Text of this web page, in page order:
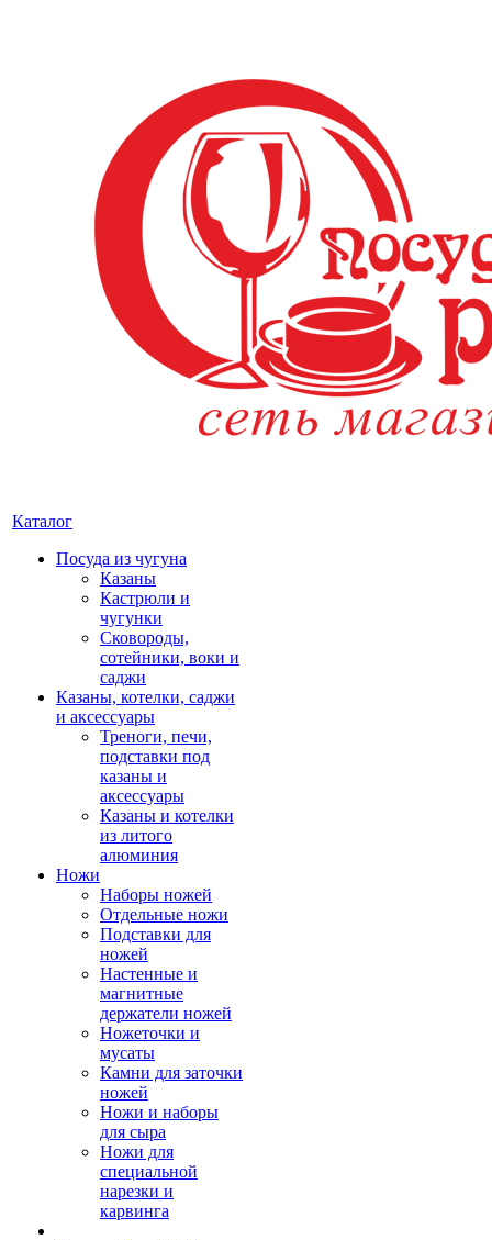
Каталог
Посуда из чугуна
Казаны
Кастрюли и
чугунки
Сковороды,
сотейники, воки и
саджи
Казаны, котелки, саджи
и аксессуары
Треноги, печи,
подставки под
казаны и
аксессуары
Казаны и котелки
из литого
алюминия
Ножи
Наборы ножей
Отдельные ножи
Подставки для
ножей
Настенные и
магнитные
держатели ножей
Ножеточки и
мусаты
Камни для заточки
ножей
Ножи и наборы
для сыра
Ножи для
специальной
нарезки и
карвинга